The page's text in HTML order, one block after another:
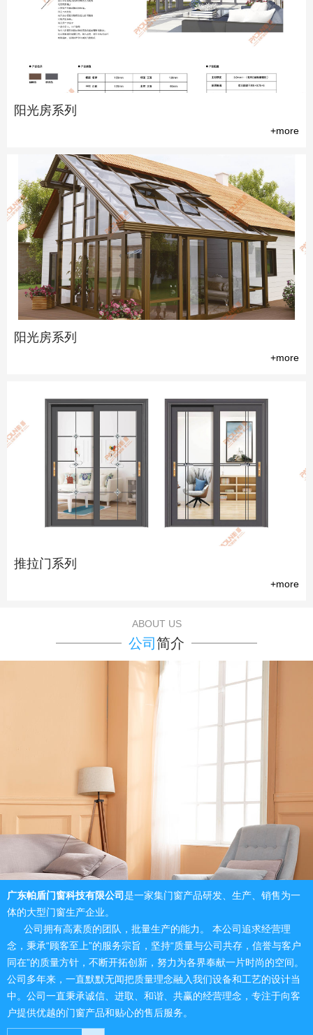
阳光房系列
+more
阳光房系列
+more
推拉门系列
+more
ABOUT US
公司 简介
广东帕盾门窗科技有限公司是一家集门窗产品研发、生产、销售为一
体的大型门窗生产企业。
公司拥有高素质的团队，批量生产的能力。 本公司追求经营理
念，秉承“顾客至上”的服务宗旨，坚持“质量与公司共存，信誉与客户
同在”的质量方针，不断开拓创新，努力为各界奉献一片时尚的空间。
公司多年来，一直默默无闻把质量理念融入我们设备和工艺的设计当
中。公司一直秉承诚信、进取、和谐、共赢的经营理念，专注于向客
户提供优越的门窗产品和贴心的售后服务。